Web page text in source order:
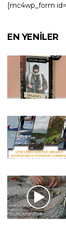
[mc4wp_form
EN YENILER